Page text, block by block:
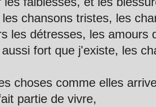
chansons tristes, les
les détresses, les amours
fort que j'existe, les
choses comme elles
partie de vivre,